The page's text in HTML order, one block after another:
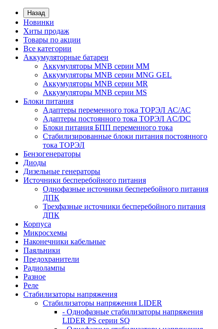
Назад
Новинки
Хиты продаж
Товары по акции
Все категории
Аккумуляторные батареи
Аккумуляторы MNB серии MM
Аккумуляторы MNB серии MNG GEL
Аккумуляторы MNB серии MR
Аккумуляторы MNB серии MS
Блоки питания
Адаптеры переменного тока ТОРЭЛ АС/АС
Адаптеры постоянного тока ТОРЭЛ AC/DC
Блоки питания БПП переменного тока
Стабилизированные блоки питания постоянного
тока ТОРЭЛ
Бензогенераторы
Диоды
Дизельные генераторы
Источники бесперебойного питания
Однофазные источники бесперебойного питания
ДПК
Трехфазные источники бесперебойного питания
ДПК
Корпуса
Микросхемы
Наконечники кабельные
Паяльники
Предохранители
Радиолампы
Разное
Реле
Стабилизаторы напряжения
Стабилизаторы напряжения LIDER
- Однофазные стабилизаторы напряжения
LIDER PS серии SQ